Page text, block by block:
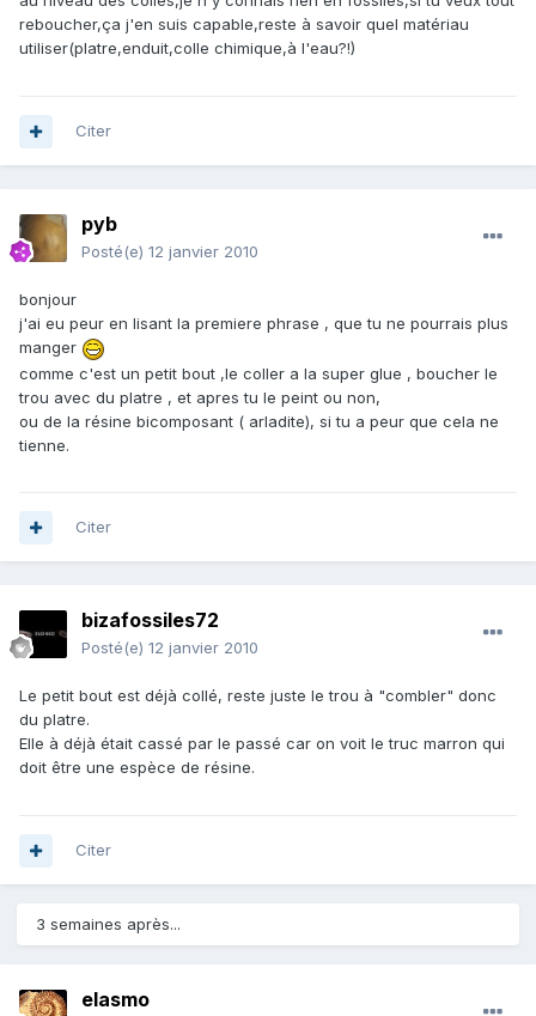
reboucher,ça j'en suis capable,reste à savoir quel matériau
utiliser(platre,enduit,colle chimique,à l'eau?!)
Citer
pyb
Posté(e) 12 janvier 2010
bonjour
j'ai eu peur en lisant la premiere phrase , que tu ne pourrais plus
manger
comme c'est un petit bout ,le coller a la super glue , boucher le
trou avec du platre , et apres tu le peint ou non,
ou de la résine bicomposant ( arladite), si tu a peur que cela ne
tienne.
Citer
bizafossiles72
Posté(e) 12 janvier 2010
Le petit bout est déjà collé, reste juste le trou à "combler" donc
du platre.
Elle à déjà était cassé par le passé car on voit le truc marron qui
doit être une espèce de résine.
Citer
3 semaines après...
elasmo